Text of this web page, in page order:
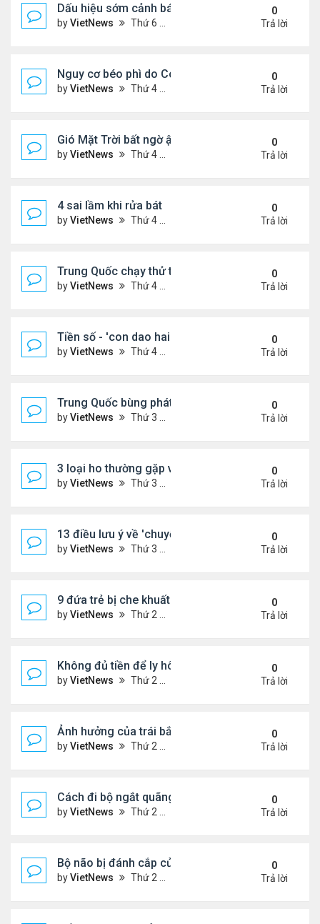
Dấu hiệu sớm cảnh báo bệnh tiểu đường
byVietNews Thứ 6 Tháng 8 12, 2022 3:03 pm
0
Trả lời
Nguy cơ béo phì do Covid-19
byVietNews Thứ 4 Tháng 8 10, 2022 5:13 pm
0
Trả lời
Gió Mặt Trời bất ngờ ập tới Trái Đất
byVietNews Thứ 4 Tháng 8 10, 2022 3:06 pm
0
Trả lời
4 sai lầm khi rửa bát
byVietNews Thứ 4 Tháng 8 10, 2022 3:02 pm
0
Trả lời
Trung Quốc chạy thử tàu đệm từ treo ngược
byVietNews Thứ 4 Tháng 8 10, 2022 3:01 pm
0
Trả lời
Tiền số - 'con dao hai lưỡi' với các nước đang
byVietNews Thứ 4 Tháng 8 10, 2022 2:19 pm
0
Trả lời
Trung Quốc bùng phát loại virus mới
byVietNews Thứ 3 Tháng 8 09, 2022 10:10 am
0
Trả lời
3 loại ho thường gặp và cách khắc phục
byVietNews Thứ 3 Tháng 8 09, 2022 9:58 am
0
Trả lời
13 điều lưu ý về 'chuyện ấy' để sớm có thai
byVietNews Thứ 3 Tháng 8 09, 2022 9:56 am
0
Trả lời
9 đứa trẻ bị che khuất khi ngồi trước đầu ôtô
byVietNews Thứ 2 Tháng 8 08, 2022 5:13 pm
0
Trả lời
Không đủ tiền để ly hôn
byVietNews Thứ 2 Tháng 8 08, 2022 1:44 pm
0
Trả lời
Ảnh hưởng của trái bắp đến hệ tiêu hóa
byVietNews Thứ 2 Tháng 8 08, 2022 1:36 pm
0
Trả lời
Cách đi bộ ngắt quãng giúp giảm cân
byVietNews Thứ 2 Tháng 8 08, 2022 1:34 pm
0
Trả lời
Bộ não bị đánh cắp của Einstein
byVietNews Thứ 2 Tháng 8 08, 2022 1:29 pm
0
Trả lời